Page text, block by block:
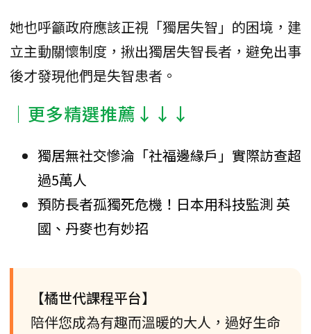
她也呼籲政府應該正視「獨居失智」的困境，建
立主動關懷制度，揪出獨居失智長者，避免出事
後才發現他們是失智患者。
│更多精選推薦↓↓↓
獨居無社交慘淪「社福邊緣戶」實際訪查超
過5萬人
預防長者孤獨死危機！日本用科技監測 英
國、丹麥也有妙招
【橘世代課程平台】
陪伴您成為有趣而溫暖的大人，過好生命